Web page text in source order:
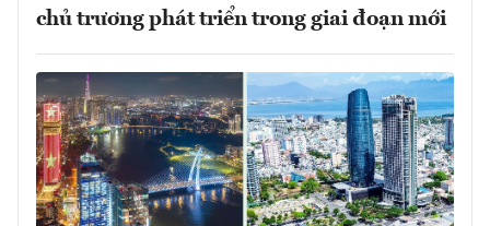
chủ trương phát triển trong giai đoạn mới